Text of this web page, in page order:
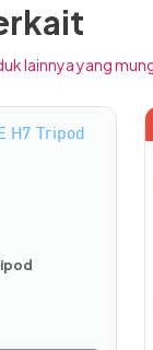
untuk
maka mouse
lainnya yang